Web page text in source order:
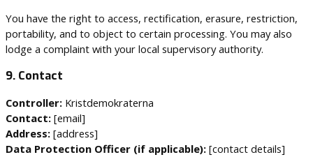
You have the right to access, rectification, erasure, restriction,
portability, and to object to certain processing. You may also
lodge a complaint with your local supervisory authority.
9. Contact
Controller:Kristdemokraterna
Contact:[email]
Address:[address]
Data Protection Officer (if applicable):[contact details]